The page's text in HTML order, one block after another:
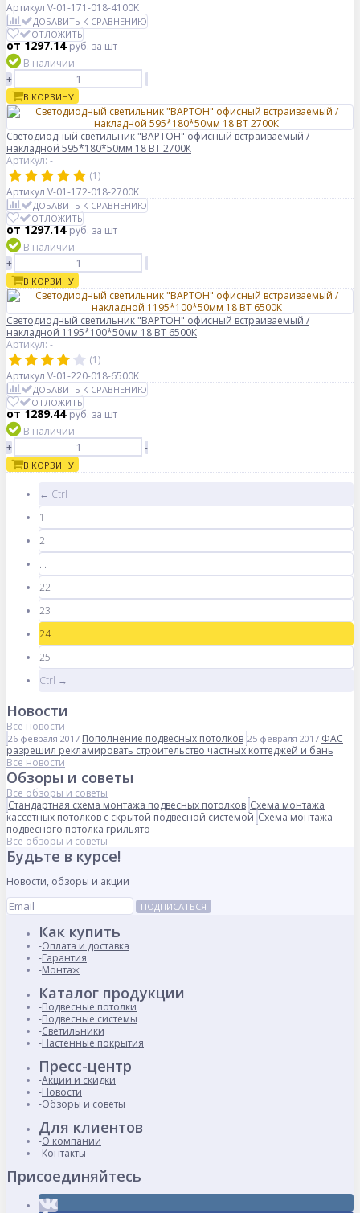
Артикул V-01-171-018-4100K
ДОБАВИТЬ К СРАВНЕНИЮ
ОТЛОЖИТЬ
от 1297.14руб. за шт
В наличии
+
-
В КОРЗИНУ
Светодиодный светильник "ВАРТОН" офисный встраиваемый /
накладной 595*180*50мм 18 ВТ 2700К
Артикул: -
(1)
Артикул V-01-172-018-2700K
ДОБАВИТЬ К СРАВНЕНИЮ
ОТЛОЖИТЬ
от 1297.14руб. за шт
В наличии
+
-
В КОРЗИНУ
Светодиодный светильник "ВАРТОН" офисный встраиваемый /
накладной 1195*100*50мм 18 ВТ 6500К
Артикул: -
(1)
Артикул V-01-220-018-6500K
ДОБАВИТЬ К СРАВНЕНИЮ
ОТЛОЖИТЬ
от 1289.44руб. за шт
В наличии
+
-
В КОРЗИНУ
← Ctrl
1
2
...
22
23
24
25
Ctrl →
Новости
Все новости
26 февраля 2017 Пополнение подвесных потолков 25 февраля 2017 ФАС
разрешил рекламировать строительство частных коттеджей и бань
Все новости
Обзоры и советы
Все обзоры и советы
Стандартная схема монтажа подвесных потолков Схема монтажа
кассетных потолков с скрытой подвесной системой Схема монтажа
подвесного потолка грильято
Все обзоры и советы
Будьте в курсе!
Новости, обзоры и акции
ПОДПИСАТЬСЯ
Как купить
Оплата и доставка
Гарантия
Монтаж
Каталог продукции
Подвесные потолки
Подвесные системы
Светильники
Настенные покрытия
Пресс-центр
Акции и скидки
Новости
Обзоры и советы
Для клиентов
О компании
Контакты
Присоединяйтесь